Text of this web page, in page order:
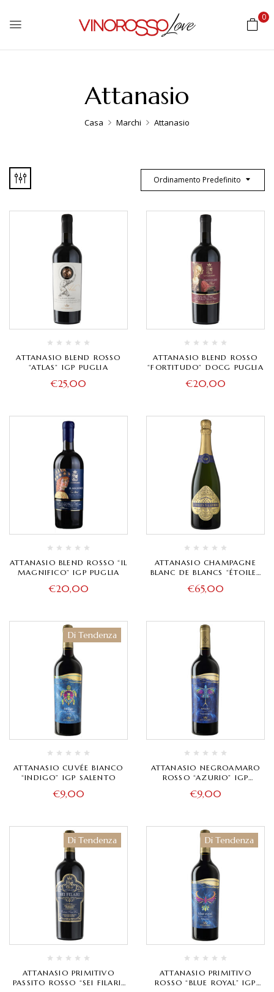
0
Attanasio
Casa Marchi Attanasio
Ordinamento Predefinito
ATTANASIO BLEND ROSSO
“ATLAS” IGP PUGLIA
€25,00
ATTANASIO BLEND ROSSO
“FORTITUDO” DOCG PUGLIA
€20,00
ATTANASIO BLEND ROSSO “IL
MAGNIFICO” IGP PUGLIA
€20,00
ATTANASIO CHAMPAGNE
BLANC DE BLANCS “ÉTOILES
VAADHOO” GRAND CRU
€65,00
Di Tendenza
ATTANASIO CUVÉE BIANCO
“INDIGO” IGP SALENTO
€9,00
ATTANASIO NEGROAMARO
ROSSO “AZURIO” IGP
€9,00
Di Tendenza
ATTANASIO PRIMITIVO
PASSITO ROSSO “SEI FILARI”
Di Tendenza
ATTANASIO PRIMITIVO
ROSSO “BLUE ROYAL” IGP